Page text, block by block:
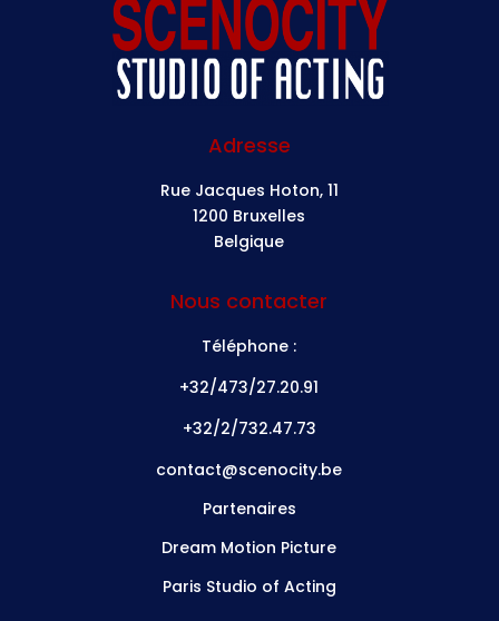
Adresse
Rue Jacques Hoton, 11
1200 Bruxelles
Belgique
Nous contacter
Téléphone :
+32/473/27.20.91
+32/2/732.47.73
contact@scenocity.be
Partenaires
Dream Motion Picture
Paris Studio of Acting